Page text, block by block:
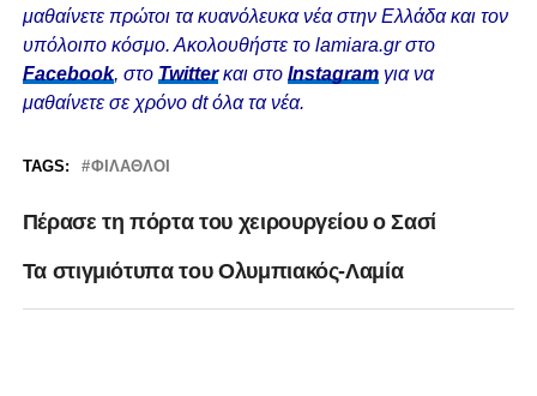
μαθαίνετε πρώτοι τα κυανόλευκα νέα στην Ελλάδα και τον
υπόλοιπο κόσμο. Ακολουθήστε το lamiara.gr στο
Facebook, στο Twitterκαι στο Instagram για να
μαθαίνετε σε χρόνο dt όλα τα νέα.
TAGS: ΦΊΛΑΘΛΟΙ
Πέρασε τη πόρτα του χειρουργείου ο Σασί
Τα στιγμιότυπα του Ολυμπιακός-Λαμία